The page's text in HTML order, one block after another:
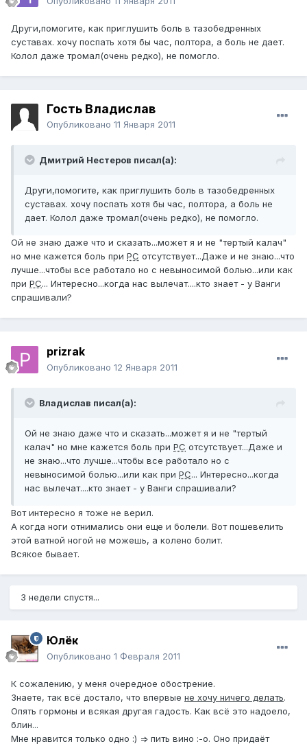
Други,помогите, как приглушить боль в тазобедренных
суставах. хочу поспать хотя бы час, полтора, а боль не дает.
Колол даже тромал(очень редко), не помогло.
Гость Владислав
Опубликовано 11 Января 2011
Дмитрий Нестеров писал(а):
Други,помогите, как приглушить боль в тазобедренных
суставах. хочу поспать хотя бы час, полтора, а боль не
дает. Колол даже тромал(очень редко), не помогло.
Ой не знаю даже что и сказать...может я и не "тертый калач"
но мне кажется боль при РС отсутствует...Даже и не знаю...что
лучше...чтобы все работало но с невыносимой болью...или как
при РС... Интересно...когда нас вылечат....кто знает - у Ванги
спрашивали?
prizrak
Опубликовано 12 Января 2011
Владислав писал(а):
Ой не знаю даже что и сказать...может я и не "тертый
калач" но мне кажется боль при РС отсутствует...Даже и
не знаю...что лучше...чтобы все работало но с
невыносимой болью...или как при РС... Интересно...когда
нас вылечат....кто знает - у Ванги спрашивали?
Вот интересно я тоже не верил.
А когда ноги отнимались они еще и болели. Вот пошевелить
этой ватной ногой не можешь, а колено болит.
Всякое бывает.
3 недели спустя...
Юлёк
Опубликовано 1 Февраля 2011
К сожалению, у меня очередное обострение.
Знаете, так всё достало, что впервые не хочу ничего делать.
Опять гормоны и всякая другая гадость. Как всё это надоело,
блин...
Мне нравится только одно :) => пить вино :-о. Оно придаёт